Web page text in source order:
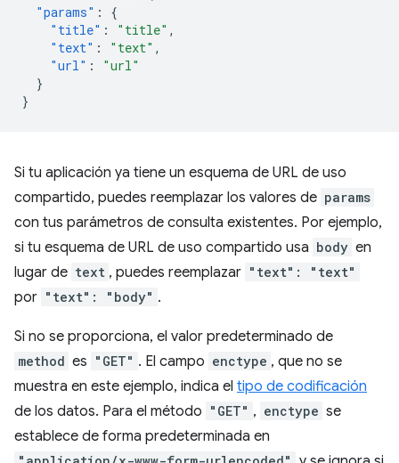
"params" :
{
"title" : "title" ,
"text" : "text" ,
"url" :
"url"
}
}
Si tu aplicación ya tiene un esquema de URL de uso
compartido, puedes reemplazar los valores de params
con tus parámetros de consulta existentes. Por ejemplo,
si tu esquema de URL de uso compartido usa body en
lugar de text , puedes reemplazar "text": "text"
por "text": "body" .
Si no se proporciona, el valor predeterminado de
method es "GET" . El campo enctype , que no se
muestra en este ejemplo, indica el tipo de codificación
de los datos. Para el método "GET" , enctype se
establece de forma predeterminada en